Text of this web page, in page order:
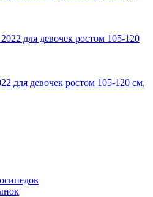
для девочек ростом 105-120 см,